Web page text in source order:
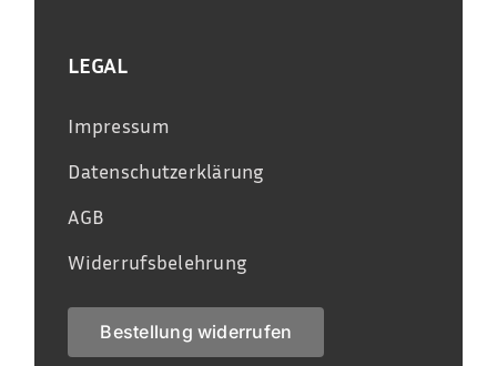
LEGAL
Impressum
Datenschutzerklärung
AGB
Widerrufsbelehrung
Bestellung widerrufen